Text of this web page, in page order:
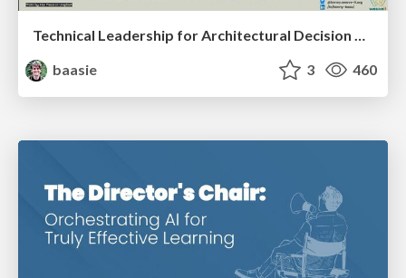
Technical Leadership for Architectural Decision Making
baasie
3 460